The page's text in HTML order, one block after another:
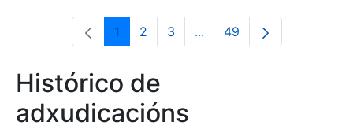
Páxina
1 Páxina
2 Páxina
3 ...Páxinas intermedias Use
Páxina
49
Histórico de
adxudicacións